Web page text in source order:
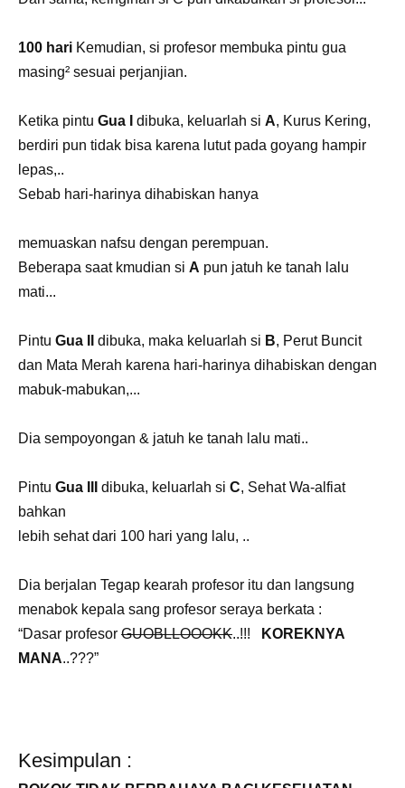
100 hari Kemudian, si profesor membuka pintu gua
masing² sesuai perjanjian.
Ketika pintu Gua I dibuka, keluarlah si A, Kurus Kering,
berdiri pun tidak bisa karena lutut pada goyang hampir
lepas,..
Sebab hari-harinya dihabiskan hanya
memuaskan nafsu dengan perempuan.
Beberapa saat kmudian si A pun jatuh ke tanah lalu
mati...
Pintu Gua II dibuka, maka keluarlah si B, Perut Buncit
dan Mata Merah karena hari-harinya dihabiskan dengan
mabuk-mabukan,...
Dia sempoyongan & jatuh ke tanah lalu mati..
Pintu Gua III dibuka, keluarlah si C, Sehat Wa-alfiat
bahkan
lebih sehat dari 100 hari yang lalu, ..
Dia berjalan Tegap kearah profesor itu dan langsung
menabok kepala sang profesor seraya berkata :
“Dasar profesor GUOBLLOOOKK..!!!
KOREKNYA
MANA..???”
Kesimpulan :